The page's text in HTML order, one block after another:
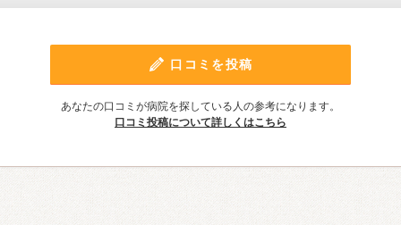
口コミを投稿
あなたの口コミが病院を探している人の参考になります。
口コミ投稿について詳しくはこちら